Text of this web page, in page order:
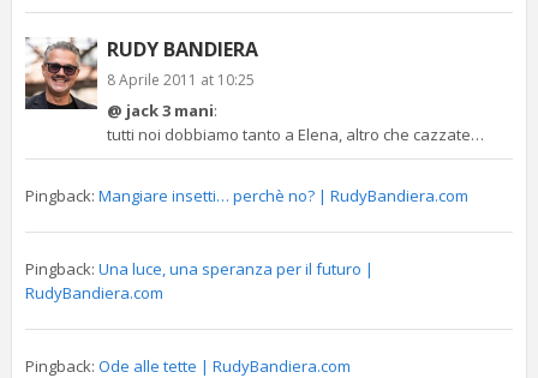
RUDY BANDIERA
8 Aprile 2011 at 10:25
@ jack 3 mani:
tutti noi dobbiamo tanto a Elena, altro che cazzate…
Pingback: Mangiare insetti… perchè no? | RudyBandiera.com
Pingback: Una luce, una speranza per il futuro |
RudyBandiera.com
Pingback: Ode alle tette | RudyBandiera.com